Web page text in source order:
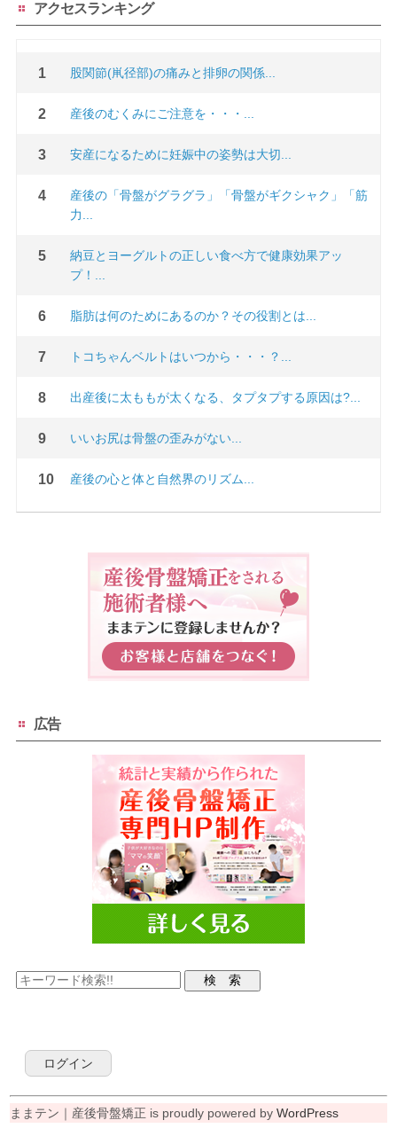
アクセスランキング
股関節(鼡径部)の痛みと排卵の関係...
産後のむくみにご注意を・・・...
安産になるために妊娠中の姿勢は大切...
産後の「骨盤がグラグラ」「骨盤がギクシャク」「筋
力...
納豆とヨーグルトの正しい食べ方で健康効果アッ
プ！...
脂肪は何のためにあるのか？その役割とは...
トコちゃんベルトはいつから・・・？...
出産後に太ももが太くなる、タプタプする原因は?...
いいお尻は骨盤の歪みがない...
産後の心と体と自然界のリズム...
広告
ログイン
ままテン｜産後骨盤矯正 is proudly powered byWordPress